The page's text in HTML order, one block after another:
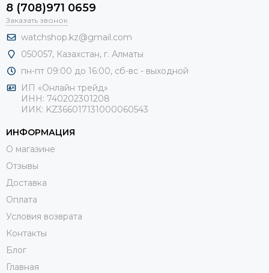
8 (708)971 0659
Заказать звонок
watchshop.kz@gmail.com
050057, Казахстан, г. Алматы
пн-пт 09:00 до 16:00, сб-вс - выходной
ИП «Онлайн трейд»
ИНН: 740202301208
ИИК: KZ366017131000060543
ИНФОРМАЦИЯ
О магазине
Отзывы
Доставка
Оплата
Условия возврата
Контакты
Блог
Главная